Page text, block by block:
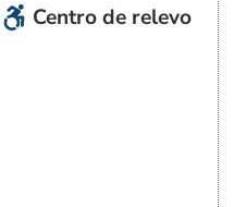
Centro de relevo